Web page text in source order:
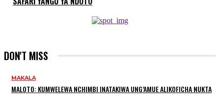
DON'T MISS
MAKALA
MALOTO: KUMWELEWA NCHIMBI INATAKIWA UNG’AMUE ALIKOFICHA NUKTA